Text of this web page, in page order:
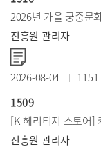
2026년 가을 궁중문
진흥원 관리자
2026-08-04
1151
1509
[K-헤리티지 스토어]
진흥원 관리자